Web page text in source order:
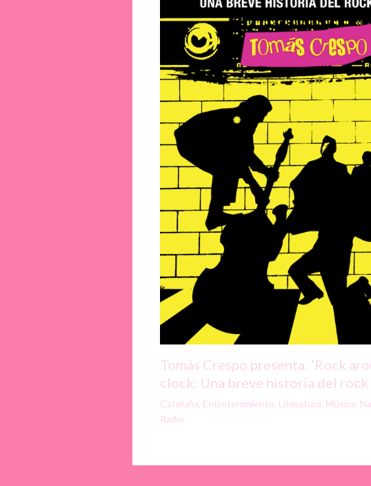
Tomás Crespo presenta: ‘Rock
clock: Una breve historia del rock
Cataluña, Entretenimiento, Literatura, Música,
Radio